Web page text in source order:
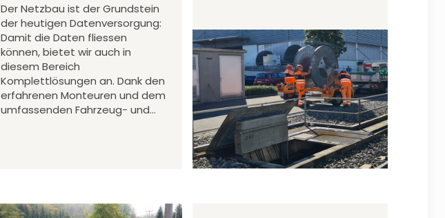
Der Netzbau ist der Grundstein
der heutigen Datenversorgung:
Damit die Daten fliessen
können, bietet wir auch in
diesem Bereich
Komplettlösungen an. Dank den
erfahrenen Monteuren und dem
umfassenden Fahrzeug- und…